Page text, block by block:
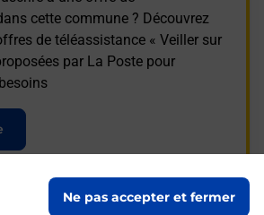
Ne pas accepter et fermer
cette commune ? Découvrez
de téléassistance « Veiller sur
par La Poste pour